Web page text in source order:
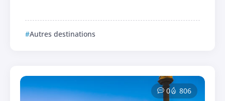
Autres destinations
0 806